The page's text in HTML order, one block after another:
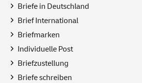
Briefe in Deutschland
Brief International
Briefmarken
Individuelle Post
Briefzustellung
Briefe schreiben